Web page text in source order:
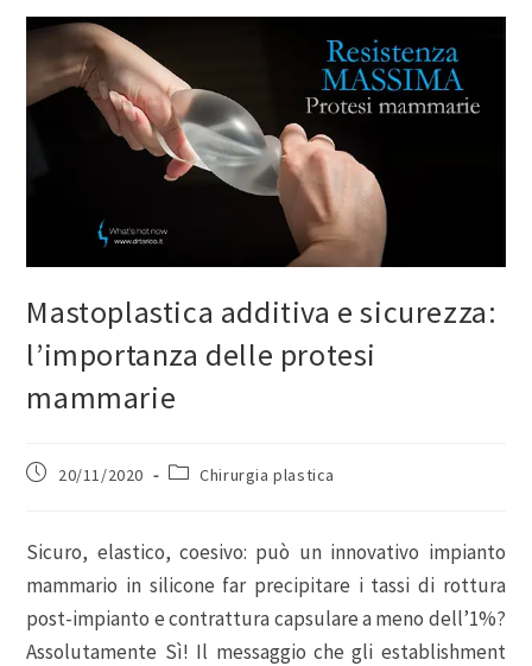
Mastoplastica additiva e sicurezza:
l’importanza delle protesi
mammarie
20/11/2020 Chirurgia plastica
Sicuro, elastico, coesivo: può un innovativo impianto
mammario in silicone far precipitare i tassi di rottura
post-impianto e contrattura capsulare a meno dell’1%?
Assolutamente Sì! Il messaggio che gli establishment